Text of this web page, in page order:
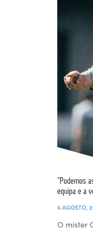
“Podemos
equipa e a
6 AGOSTO,
O mister